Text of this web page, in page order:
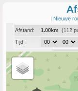
| Nieuwe
Afstand:
1.00km (112
Tijd:
Coord:
Info:
Link